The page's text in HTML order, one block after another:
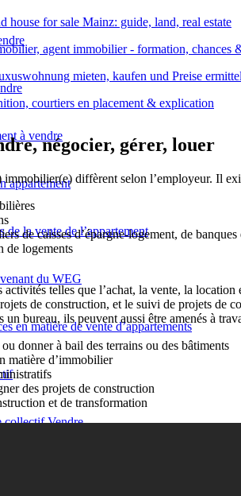
à vendre
appartement
de la vente de l’appartement
du WEG
en matière de vente d’appartements
collectif Vendre
agent immobilier - formation, chances
courtiers en placement & explication
négocier, gérer, louer
immobilier(e) diffèrent selon l’employeur. Il
de caisses d’épargne-logement, de banques
de logements
telles que l’achat, la vente, la
de construction, et le suivi de projets de
bureau, ils peuvent aussi être amenés à
donner à bail des terrains ou des bâtiments
matière d’immobilier
des projets de construction
et de transformation